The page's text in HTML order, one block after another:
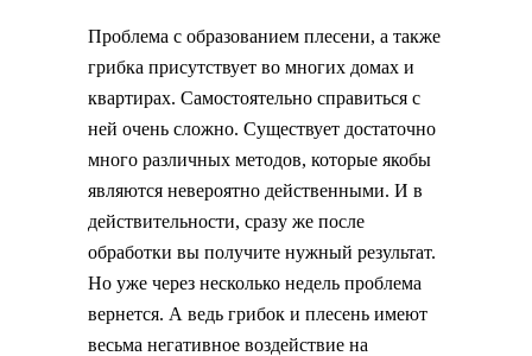
Проблема с образованием плесени, а также
грибка присутствует во многих домах и
квартирах. Самостоятельно справиться с
ней очень сложно. Существует достаточно
много различных методов, которые якобы
являются невероятно действенными. И в
действительности, сразу же после
обработки вы получите нужный результат.
Но уже через несколько недель проблема
вернется. А ведь грибок и плесень имеют
весьма негативное воздействие на